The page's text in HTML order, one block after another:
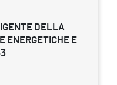
DELLA
ENERGETICHE E